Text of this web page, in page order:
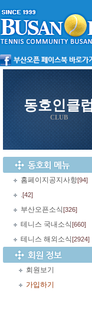
동호인클럽
CLUB
홈페이지공지사항[94]
.[42]
부산오픈소식[326]
테니스 국내소식[660]
테니스 해외소식[2924]
회원보기
가입하기